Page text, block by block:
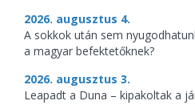
2026. augusztus 4.
A sokkok után sem
a magyar befektetőknek?
2026. augusztus 3.
Leapadt a Duna – kipakoltak a